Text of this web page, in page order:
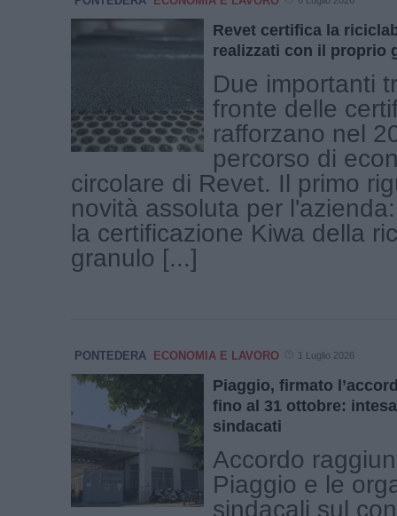
Revet certifica la
realizzati con il proprio
Due importanti
fronte delle
rafforzano nel
percorso di
circolare di Revet. Il primo
novità assoluta per l'azienda:
la certificazione Kiwa della
granulo [...]
PONTEDERA ECONOMIA E LAVORO 1 Luglio 2026
Piaggio, firmato
fino al 31 ottobre:
sindacati
Accordo
Piaggio e le
sindacali sul